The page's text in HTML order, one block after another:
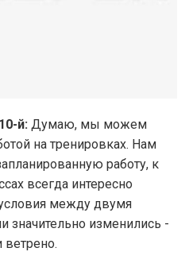
й: Думаю, мы можем
на тренировках. Нам
работу, к
всегда интересно
между двумя
значительно изменились -
ветрено.